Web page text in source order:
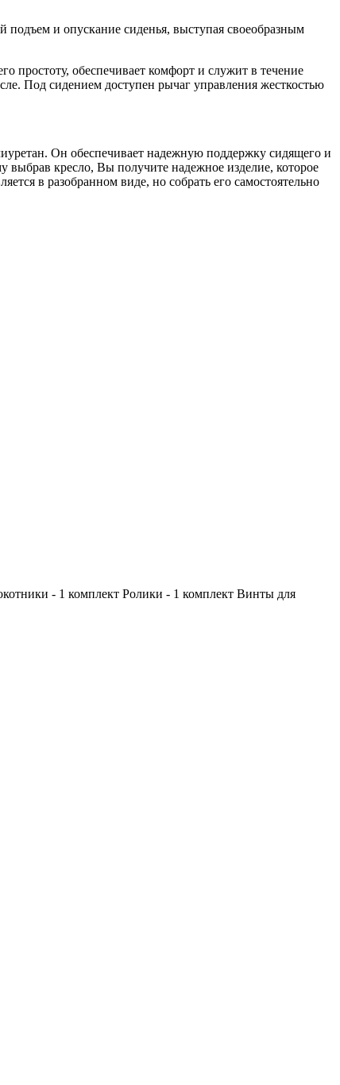
и опускание сиденья, выступая своеобразным
простоту, обеспечивает комфорт и служит в течение
Под сидением доступен рычаг управления жесткостью
Он обеспечивает надежную поддержку сидящего и
кресло, Вы получите надежное изделие, которое
в разобранном виде, но собрать его самостоятельно
- 1 комплект Ролики - 1 комплект Винты для